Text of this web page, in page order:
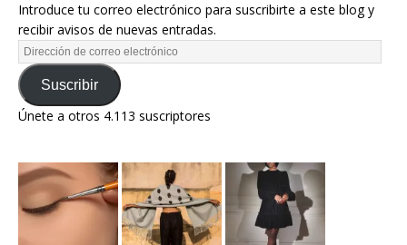
Introduce tu correo electrónico para suscribirte a este blog y
recibir avisos de nuevas entradas.
Suscribir
Únete a otros 4.113 suscriptores